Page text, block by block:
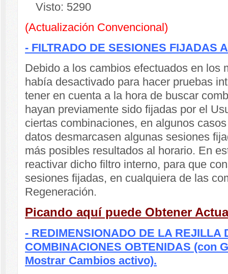
Visto: 5290
(Actualización Convencional)
- FILTRADO DE SESIONES FIJADAS
Debido a los cambios efectuados en los
había desactivado para hacer pruebas
tener en cuenta a la hora de buscar
hayan previamente sido fijadas por el
ciertas combinaciones, en algunos
datos desmarcasen algunas sesiones
más posibles resultados al horario. En
reactivar dicho filtro interno, para que
sesiones fijadas, en cualquiera de las
Regeneración.
Picando aquí puede Obtener
- REDIMENSIONADO DE LA REJILLA
COMBINACIONES OBTENIDAS (con
Mostrar Cambios activo).